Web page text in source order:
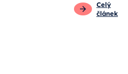
Celý
článek